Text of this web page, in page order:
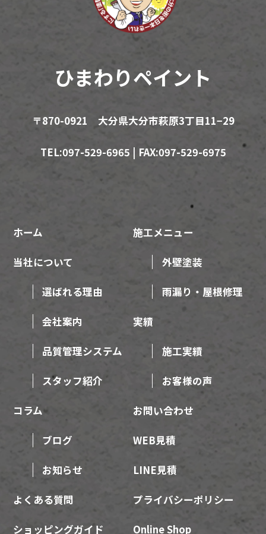
ひまわりペイント
〒870-0921 大分県大分市萩原3丁目11−29
TEL:097-529-6965 | FAX:097-529-6975
ホーム
当社について
選ばれる理由
会社案内
品質管理システム
スタッフ紹介
施工メニュー
外壁塗装
雨漏り・屋根修理
実績
施工実績
お客様の声
コラム
ブログ
お知らせ
よくある質問
お問い合わせ
WEB見積
LINE見積
プライバシーポリシー
Online Shop
ショッピングガイド